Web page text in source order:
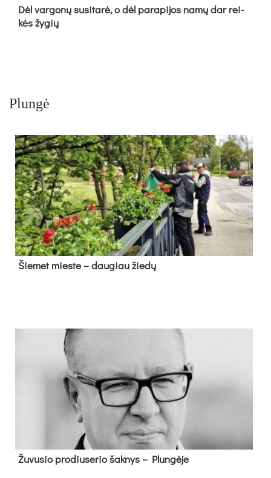
Dėl var­go­nų su­si­ta­rė, o dėl pa­ra­pi­jos na­mų dar rei­
kės žy­gių
Plungė
Šie­met mies­te – dau­giau žie­dų
Žu­vu­sio pro­diu­se­rio šak­nys – Plun­gė­je